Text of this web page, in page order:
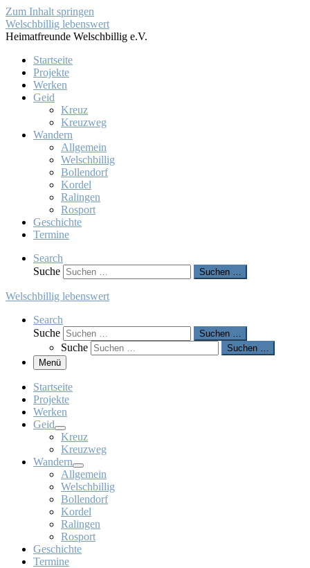
Zum Inhalt springen
Welschbillig lebenswert
Heimatfreunde Welschbillig e.V.
Startseite
Projekte
Werken
Geid
Kreuz
Kreuzweg
Wandern
Allgemein
Welschbillig
Bollendorf
Kordel
Ralingen
Rosport
Geschichte
Termine
Search
Suche
Suchen …
Welschbillig lebenswert
Search
Suche
Suchen …
Suche
Suchen …
Menü
Startseite
Projekte
Werken
Geid
Kreuz
Kreuzweg
Wandern
Allgemein
Welschbillig
Bollendorf
Kordel
Ralingen
Rosport
Geschichte
Termine